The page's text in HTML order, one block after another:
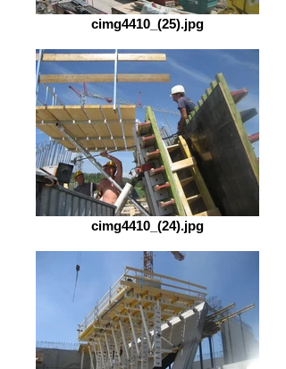
cimg4410_(25).jpg
cimg4410_(24).jpg